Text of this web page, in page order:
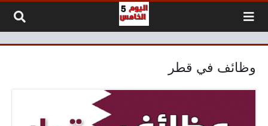
وظائف في قطر